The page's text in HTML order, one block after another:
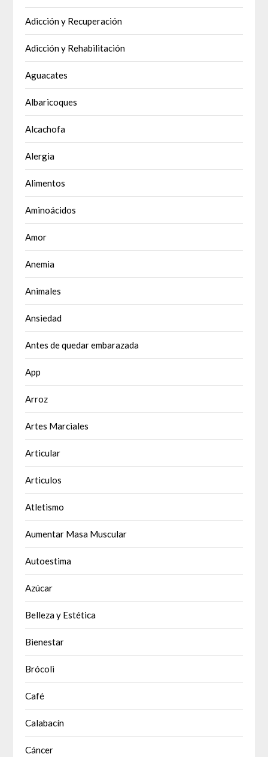
Adicción y Recuperación
Adicción y Rehabilitación
Aguacates
Albaricoques
Alcachofa
Alergia
Alimentos
Aminoácidos
Amor
Anemia
Animales
Ansiedad
Antes de quedar embarazada
App
Arroz
Artes Marciales
Articular
Articulos
Atletismo
Aumentar Masa Muscular
Autoestima
Azúcar
Belleza y Estética
Bienestar
Brócoli
Café
Calabacín
Cáncer